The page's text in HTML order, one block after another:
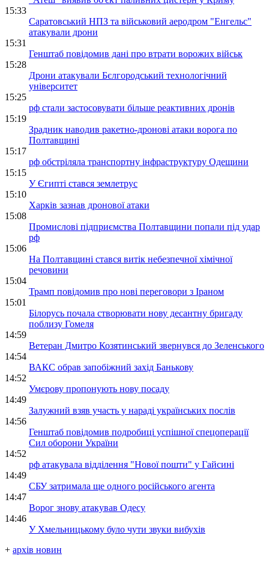
15:33
Саратовський НПЗ та військовий аеродром "Енгельс"
атакували дрони
15:31
Генштаб повідомив дані про втрати ворожих військ
15:28
Дрони атакували Бєлгородський технологічний
університет
15:25
рф стали застосовувати більше реактивних дронів
15:19
Зрадник наводив ракетно-дронові атаки ворога по
Полтавщині
15:17
рф обстріляла транспортну інфраструктуру Одещини
15:15
У Єгипті стався землетрус
15:10
Харків зазнав дронової атаки
15:08
Промислові підприємства Полтавщини попали під удар
рф
15:06
На Полтавщині стався витік небезпечної хімічної
речовини
15:04
Трамп повідомив про нові переговори з Іраном
15:01
Білорусь почала створювати нову десантну бригаду
поблизу Гомеля
14:59
Ветеран Дмитро Козятинський звернувся до Зеленського
14:54
ВАКС обрав запобіжний захід Банькову
14:52
Умєрову пропонують нову посаду
14:49
Залужний взяв участь у нараді українських послів
14:56
Генштаб повідомив подробиці успішної спецоперації
Сил оборони України
14:52
рф атакувала відділення "Нової пошти" у Гайсині
14:49
СБУ затримала ще одного російського агента
14:47
Ворог знову атакував Одесу
14:46
У Хмельницькому було чути звуки вибухів
+ архів новин